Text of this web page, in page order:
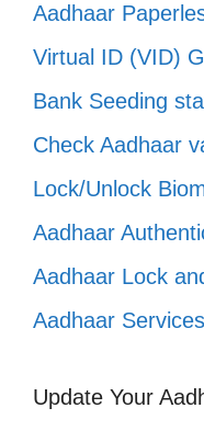
Aadhaar
Virtual ID (VID)
Bank Seeding
Check Aadhaar
Lock/Unlock
Aadhaar
Aadhaar Lock
Aadhaar
Update Your